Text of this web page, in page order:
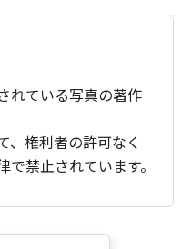
れている写真の著作
、権利者の許可なく
禁止されています。